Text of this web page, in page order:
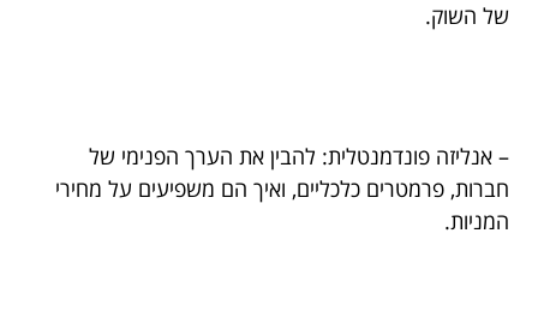
של השוק.
– אנליזה פונדמנטלית: להבין את הערך הפנימי של
חברות, פרמטרים כלכליים, ואיך הם משפיעים על מחירי
המניות.